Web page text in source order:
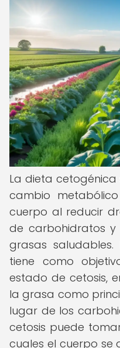
La dieta cetogénica
cambio
cuerpo al reducir
de carbohidratos
grasas saludables.
tiene como
estado de cetosis,
la grasa como
lugar de los
cetosis puede
cuales el cuerpo